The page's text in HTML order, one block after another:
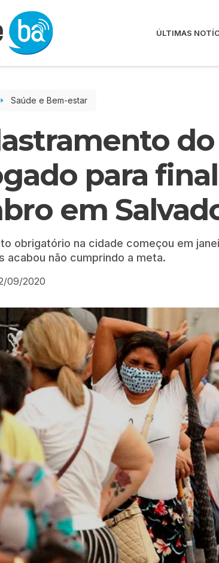
ÚLTIMAS
Saúde e Bem-estar
do
para
em
obrigatório na cidade começou em
acabou não cumprindo a meta.
09/2020